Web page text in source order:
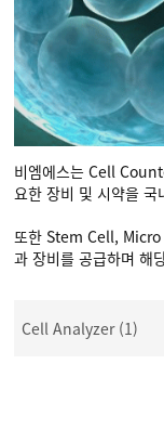
비엠에스는 Cell
요한 장비 및 시약을
또한 Stem Cell, Micro
과 장비를 공급하며
Cell Analyzer (1)